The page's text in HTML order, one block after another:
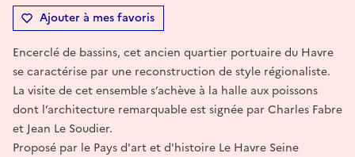
Ajouter à mes favoris
Encerclé de bassins, cet ancien quartier portuaire du Havre
se caractérise par une reconstruction de style régionaliste.
La visite de cet ensemble s’achève à la halle aux poissons
dont l’architecture remarquable est signée par Charles Fabre
et Jean Le Soudier.
Proposé par le Pays d'art et d'histoire Le Havre Seine